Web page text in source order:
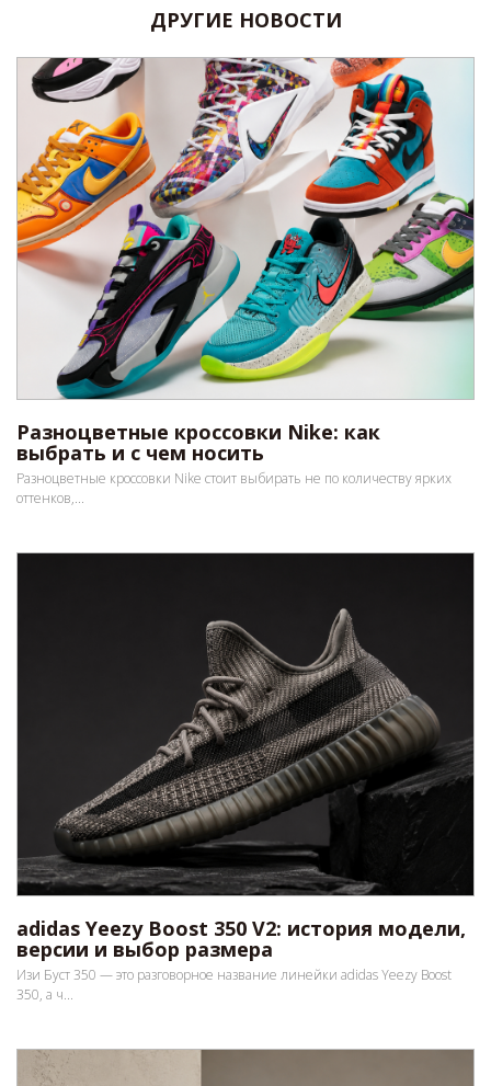
ДРУГИЕ НОВОСТИ
Разноцветные кроссовки Nike: как
выбрать и с чем носить
Разноцветные кроссовки Nike стоит выбирать не по количеству ярких
оттенков,...
adidas Yeezy Boost 350 V2: история модели,
версии и выбор размера
Изи Буст 350 — это разговорное название линейки adidas Yeezy Boost
350, а ч...